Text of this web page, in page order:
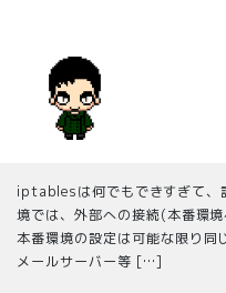
iptablesは何でもできすぎて、
境では、外部への接続(本番環
本番環境の設定は可能な限り同
メールサーバー等 […]